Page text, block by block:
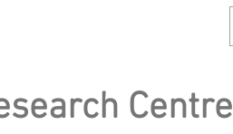
Centre